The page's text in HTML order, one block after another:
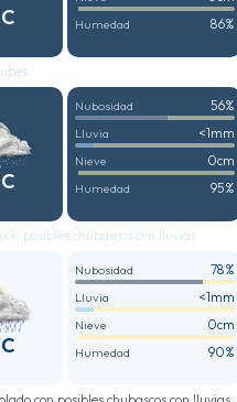
Humedad 86%
Nubosidad 56%
Lluvia <1mm
Nieve 0cm
Humedad 95%
posibles chubascos con lluvias
Nubosidad 78%
Lluvia <1mm
Nieve 0cm
Humedad 90%